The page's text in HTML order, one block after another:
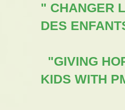
" CHANGER
DES
"GIVING
KIDS WITH